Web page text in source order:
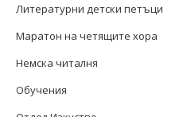
Литературни детски петъци
Маратон на четящите хора
Немска читалня
Обучения